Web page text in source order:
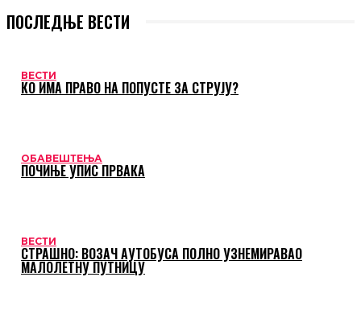
ПОСЛЕДЊЕ ВЕСТИ
ВЕСТИ
КО ИМА ПРАВО НА ПОПУСТЕ ЗА СТРУЈУ?
ОБАВЕШТЕЊА
ПОЧИЊЕ УПИС ПРВАКА
ВЕСТИ
СТРАШНО: ВОЗАЧ АУТОБУСА ПОЛНО УЗНЕМИРАВАО
МАЛОЛЕТНУ ПУТНИЦУ